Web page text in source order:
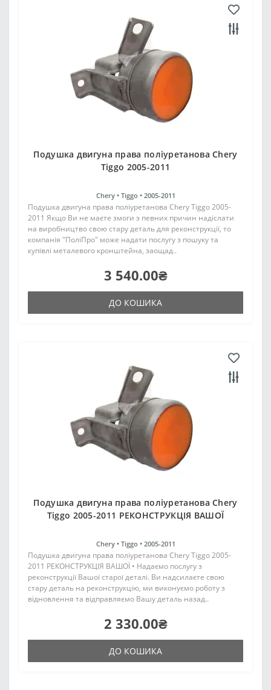
Подушка двигуна права поліуретанова Chery
Tiggo 2005-2011
Chery • Tiggo • 2005-2011
Подушка двигуна права поліуретанова Chery Tiggo 2005-
2011 Якщо Ви не маєте змоги з певних причин надіслати
на виробництво свою стару деталь для реконструкції, то
компанія "ПоліПро" може надати послугу з пошуку та
купівлі металевого кронштейна, заощад..
3 540.00₴
ДО КОШИКА
Подушка двигуна права поліуретанова Chery
Tiggo 2005-2011 РЕКОНСТРУКЦІЯ ВАШОЇ
Chery • Tiggo • 2005-2011
Подушка двигуна права поліуретанова Chery Tiggo 2005-
2011 РЕКОНСТРУКЦІЯ ВАШОЇ • Надаємо послугу з
реконструкції Вашої старої деталі. Ви надсилаєте свою
стару деталь на реконструкцію, ми виконуємо роботу з
відновлення та відправляємо Вашу деталь назад..
2 330.00₴
ДО КОШИКА